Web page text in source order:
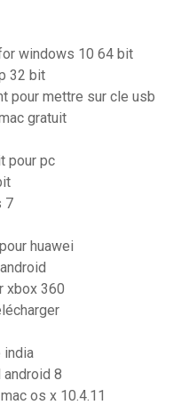
windows 10 64 bit
32 bit
pour mettre sur cle usb
gratuit
pour pc
7
huawei
xbox 360
india
8
os x 10.4.11